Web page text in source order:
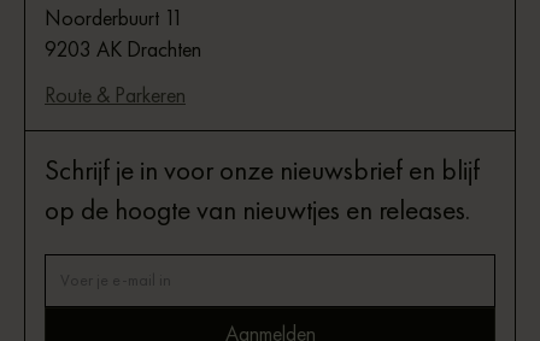
Noorderbuurt 11
9203 AK Drachten
Route & Parkeren
Schrijf je in voor onze nieuwsbrief en blijf
op de hoogte van nieuwtjes en releases.